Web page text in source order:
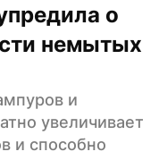
о
немытых
и
увеличивает
и способно